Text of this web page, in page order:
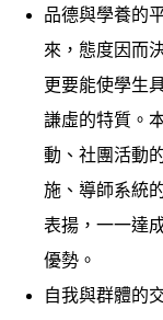
品德與學養的
來，態度因而
更要能使學生
謙虛的特質。
動、社團活動
施、導師系統
表揚，一一達
優勢。
自我與群體的